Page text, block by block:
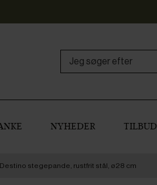
NYHEDER TILBUD
Destino stegepande, rustfrit stål, ø28 cm